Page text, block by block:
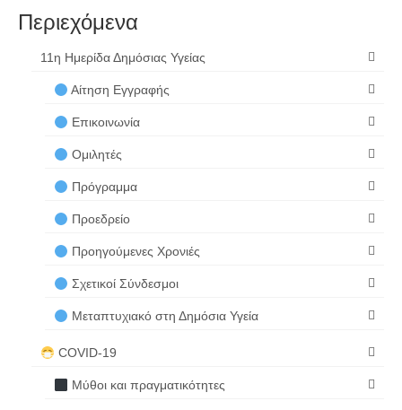
Περιεχόμενα
11η Ημερίδα Δημόσιας Υγείας
Αίτηση Εγγραφής
Επικοινωνία
Ομιλητές
Πρόγραμμα
Προεδρείο
Προηγούμενες Χρονιές
Σχετικοί Σύνδεσμοι
Μεταπτυχιακό στη Δημόσια Υγεία
COVID-19
Μύθοι και πραγματικότητες